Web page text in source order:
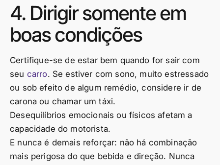
4. Dirigir somente em
boas condições
Certifique-se de estar bem quando for sair com
seu carro. Se estiver com sono, muito estressado
ou sob efeito de algum remédio, considere ir de
carona ou chamar um táxi.
Desequilíbrios emocionais ou físicos afetam a
capacidade do motorista.
E nunca é demais reforçar: não há combinação
mais perigosa do que bebida e direção. Nunca